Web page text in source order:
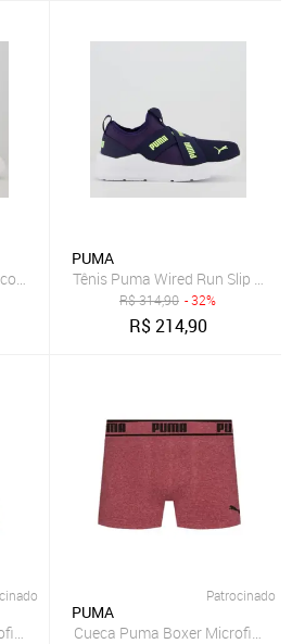
e Preto
PUMA
Tênis Puma Wired Run Slip On
R$314,90 - 32%
R$214,90
Sem Costura Adulto Cós 40MM
Patrocinado
PUMA
Cueca Puma Boxer Microfibra